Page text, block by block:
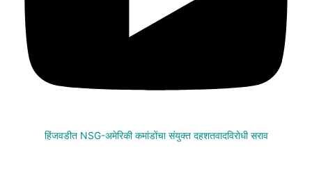
हिंजवडीत NSG-अमेरिकी कमांडोंचा संयुक्त दहशतवादविरोधी सराव